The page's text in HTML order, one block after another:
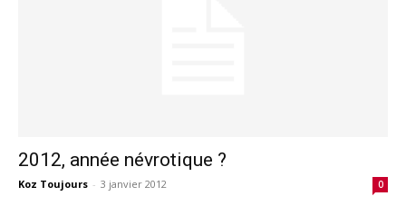
2012, année névrotique ?
Koz Toujours - 3 janvier 2012 0